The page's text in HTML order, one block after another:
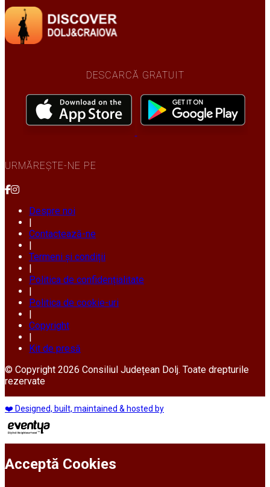
DESCARCĂ GRATUIT
URMĂREȘTE-NE PE
Despre noi
Contactează-ne
Termeni și condiții
Politica de confidențialitate
Politica de cookie-uri
Copyright
Kit de presă
© Copyright 2026 Consiliul Județean Dolj. Toate drepturile
rezervate
❤️ Designed, built, maintained & hosted by
Acceptă Cookies